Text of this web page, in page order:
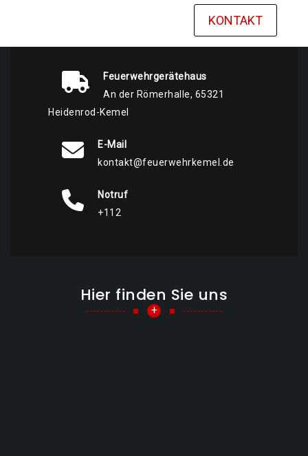
KONTAKT
Feuerwehrgerätehaus
An der Römerhalle, 65321
Heidenrod-Kemel
E-Mail
kontakt@feuerwehrkemel.de
Notruf
+112
Hier finden Sie uns
+